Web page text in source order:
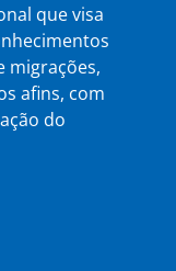
que visa
migrações,
afins, com
do